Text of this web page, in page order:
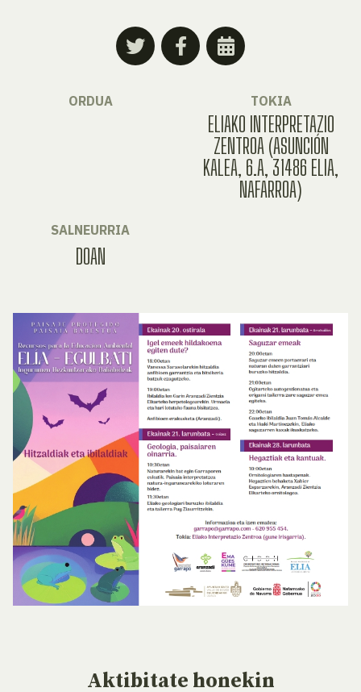
ORDUA TOKIA
ELIAKO INTERPRETAZIO
ZENTROA (ASUNCIÓN
KALEA, 6.A, 31486 ELIA,
NAFARROA)
SALNEURRIA
DOAN
Aktibitate honekin